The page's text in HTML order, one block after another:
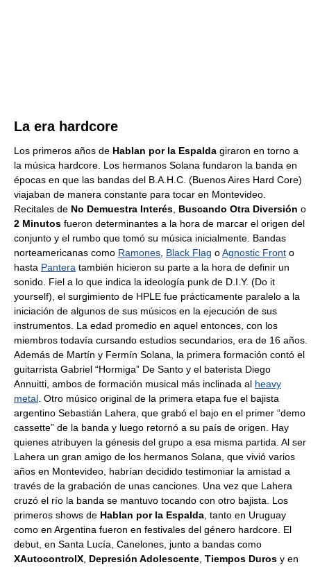
La era hardcore
Los primeros años de Hablan por la Espalda giraron en torno a
la música hardcore. Los hermanos Solana fundaron la banda en
épocas en que las bandas del B.A.H.C. (Buenos Aires Hard Core)
viajaban de manera constante para tocar en Montevideo.
Recitales de No Demuestra Interés Buscando Otra Diversión o
2 Minutos fueron determinantes a la hora de marcar el origen del
conjunto y el rumbo que tomó su música inicialmente. Bandas
norteamericanas como Ramones Black Flag oAgnostic Front o
hasta Pantera también hicieron su parte a la hora de definir un
sonido. Fiel a lo que indica la ideología punk de D.I.Y. (Do it
yourself), el surgimiento de HPLE fue prácticamente paralelo a la
iniciación de algunos de sus músicos en la ejecución de sus
instrumentos. La edad promedio en aquel entonces, con los
miembros todavía cursando estudios secundarios, era de 16 años.
Además de Martín y Fermín Solana, la primera formación contó el
guitarrista Gabriel “Hormiga” De Santo y el baterista Diego
Annuitti, ambos de formación musical más inclinada al heavy
metal . Otro músico original de la primera etapa fue el bajista
argentino Sebastián Lahera, que grabó el bajo en el primer “demo
cassette” de la banda y luego retornó a su país de origen. Hay
quienes atribuyen la génesis del grupo a esa misma partida. Al ser
Lahera un gran amigo de los hermanos Solana, que vivió varios
años en Montevideo, habrían decidido testimoniar la amistad a
través de la grabación de unas canciones. Una vez que Lahera
cruzó el río la banda se mantuvo tocando con otro bajista. Los
primeros shows de Hablan por la Espalda , tanto en Uruguay
como en Argentina fueron en festivales del género hardcore. El
debut, en Santa Lucía, Canelones, junto a bandas como
XAutocontrolX Depresión Adolescente Tiempos Duros y en